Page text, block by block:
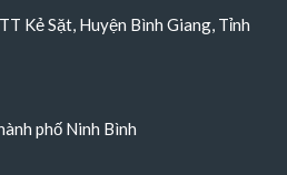
Kẻ Sặt, Huyện Bình Giang, Tỉnh
phố Ninh Bình